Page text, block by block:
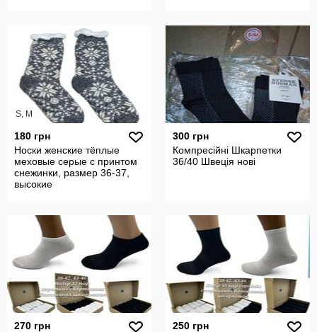
S, M
180 грн
Носки женские тёплые
меховые серые с принтом
снежинки, размер 36-37,
высокие
300 грн
Компресійні Шкарпетки
36/40 Швеція нові
270 грн
250 грн